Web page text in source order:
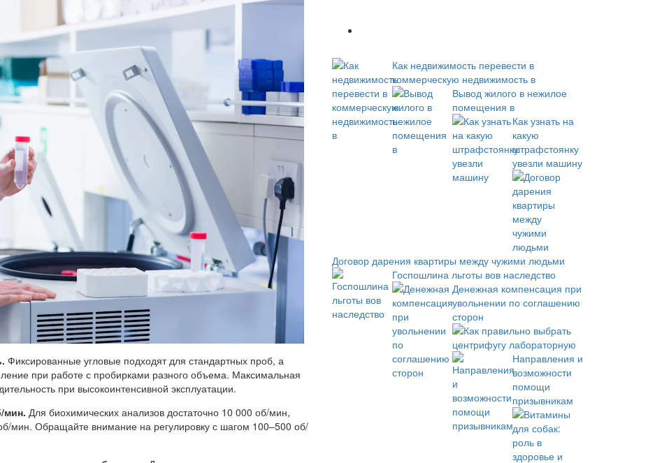
Фиксированные угловые подходят для стандартных проб, а
при работе с пробирками разного объема. Максимальная
при высокоинтенсивной эксплуатации.
мин. Для биохимических анализов достаточно 10 000 об/мин,
мин. Обращайте внимание на регулировку с шагом 100–500 об/
Как недвижимость перевести в
коммерческую недвижимость в
Вывод жилого в нежилое
помещения в
Как узнать на
какую
штрафстоянку
увезли машину
Договор дарения квартиры между чужими людьми
Госпошлина льготы вов наследство
Денежная компенсация при
увольнении по соглашению
сторон
Как правильно выбрать
центрифугу лабораторную
Направления и
возможности
помощи
призывникам